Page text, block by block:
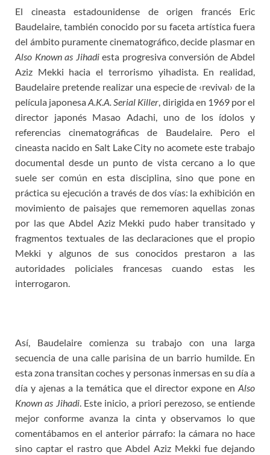
El cineasta estadounidense de origen francés Eric
Baudelaire, también conocido por su faceta artística fuera
del ámbito puramente cinematográfico, decide plasmar en
Also Known as Jihadiesta progresiva conversión de Abdel
Aziz Mekki hacia el terrorismo yihadista. En realidad,
Baudelaire pretende realizar una especie de ‹revival› de la
película japonesaA.K.A. Serial Killer, dirigida en 1969 por el
director japonés Masao Adachi, uno de los ídolos y
referencias cinematográficas de Baudelaire. Pero el
cineasta nacido en Salt Lake City no acomete este trabajo
documental desde un punto de vista cercano a lo que
suele ser común en esta disciplina, sino que pone en
práctica su ejecución a través de dos vías: la exhibición en
movimiento de paisajes que rememoren aquellas zonas
por las que Abdel Aziz Mekki pudo haber transitado y
fragmentos textuales de las declaraciones que el propio
Mekki y algunos de sus conocidos prestaron a las
autoridades policiales francesas cuando estas les
interrogaron.
Así, Baudelaire comienza su trabajo con una larga
secuencia de una calle parisina de un barrio humilde. En
esta zona transitan coches y personas inmersas en su día a
día y ajenas a la temática que el director expone en Also
Known as Jihadi. Este inicio, a priori perezoso, se entiende
mejor conforme avanza la cinta y observamos lo que
comentábamos en el anterior párrafo: la cámara no hace
sino captar el rastro que Abdel Aziz Mekki fue dejando